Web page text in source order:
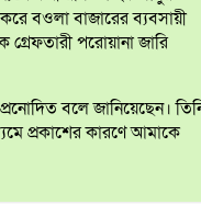
বওলা বাজারের ব্যবসায়ী
পরোয়ানা জারি
বলে জানিয়েছেন।
প্রকাশের কারণে আমাকে